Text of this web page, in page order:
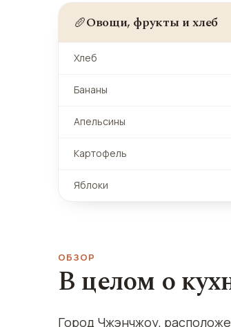
🥖Овощи, фрукты и хлеб
Хлеб
Бананы
Апельсины
Картофель
Яблоки
ОБЗОР
В целом о
Город Чжэнчжоу,